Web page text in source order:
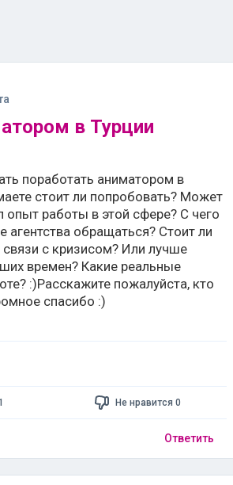
в Турции
поработать аниматором в
стоит ли попробовать? Может
опыт работы в этой сфере? С чего
агентства обращаться? Стоит ли
связи с кризисом? Или лучше
времен? Какие реальные
:)Расскажите пожалуйста, кто
спасибо :)
Не нравится 0
Ответить